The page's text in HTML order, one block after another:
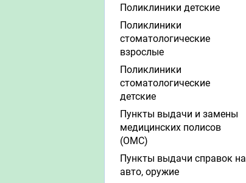
Поликлиники детские
Поликлиники
стоматологические
взрослые
Поликлиники
стоматологические
детские
Пункты выдачи и замены
медицинских полисов
(ОМС)
Пункты выдачи справок на
авто, оружие